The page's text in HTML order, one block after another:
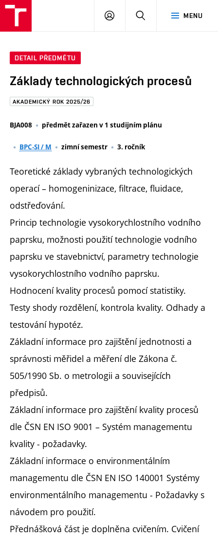
Brno
MENU
PŘIHLÁSIT
DETAIL PŘEDMĚTU
Základy technologických procesů
AKADEMICKÝ ROK 2025/26
BJA008 předmět zařazen v 1 studijním plánu
BPC-SI / M zimní semestr 3. ročník
Teoretické základy vybraných technologických
operací – homogeninizace, filtrace, fluidace,
odstřeďování.
Princip technologie vysokorychlostního vodního
paprsku, možnosti použití technologie vodního
paprsku ve stavebnictví, parametry technologie
vysokorychlostního vodního paprsku.
Hodnocení kvality procesů pomocí statistiky.
Testy shody rozdělení, kontrola kvality. Odhady a
testování hypotéz.
Základní informace pro zajištění jednotnosti a
správnosti měřidel a měření dle Zákona č.
505/1990 Sb. o metrologii a souvisejících
předpisů.
Základní informace pro zajištění kvality procesů
dle ČSN EN ISO 9001 – Systém managementu
kvality - požadavky.
Základní informace o environmentálním
managementu dle ČSN EN ISO 140001 Systémy
environmentálního managementu - Požadavky s
návodem pro použití.
Přednášková část je doplněna cvičením. Cvičení